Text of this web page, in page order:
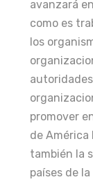
avanzará
como es
los
promover
de América
también la
países de